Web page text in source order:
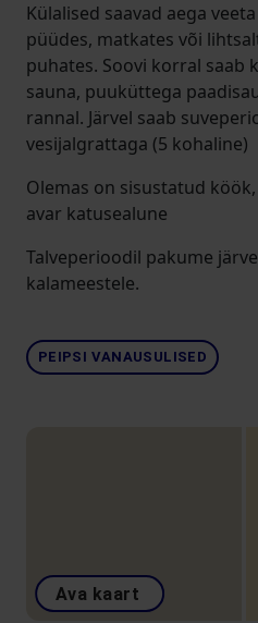
Külalised saavad aega
püüdes, matkates või
puhates. Soovi korral saab
sauna, puuküttega
rannal. Järvel saab
vesijalgrattaga (5 kohaline)
Olemas on sisustatud
avar katusealune
Talveperioodil pakume
kalameestele.
PEIPSI VANAUSULISED
Ava kaart